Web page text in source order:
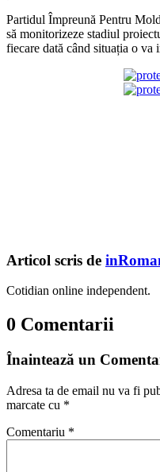
Partidul Împreună Pentru
să monitorizeze stadiul
fiecare dată când situația o va
Articol scris de
Cotidian online independent.
0 Comentarii
Înaintează un
Adresa ta de email nu va fi
marcate cu *
Comentariu *